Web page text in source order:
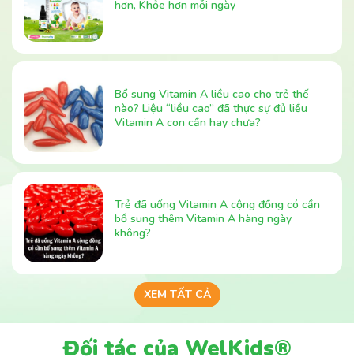
Bổ sung Vitamin A liều cao cho trẻ thế
nào? Liệu “liều cao” đã thực sự đủ liều
Vitamin A con cần hay chưa?
Trẻ đã uống Vitamin A cộng đồng có cần
bổ sung thêm Vitamin A hàng ngày
không?
XEM TẤT CẢ
Đối tác của WelKids®